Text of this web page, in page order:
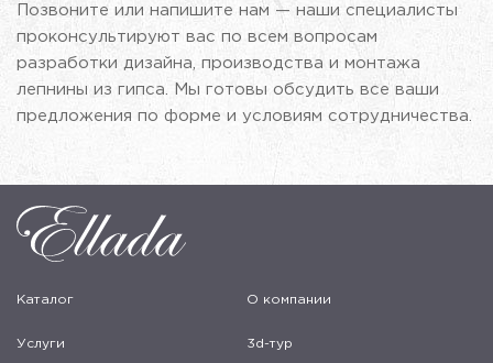
Позвоните или напишите нам — наши специалисты
проконсультируют вас по всем вопросам
разработки дизайна, производства и монтажа
лепнины из гипса. Мы готовы обсудить все ваши
предложения по форме и условиям сотрудничества.
Каталог О компании
Услуги 3d-тур